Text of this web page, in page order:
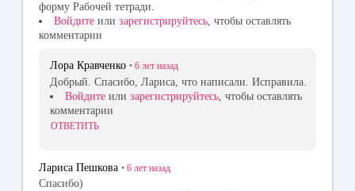
форму Рабочей тетради.
Войдите или зарегистрируйтесь, чтобы оставлять
комментарии
Лора Кравченко • 6 лет назад
Добрый. Спасибо, Лариса, что написали. Исправила.
Войдите или зарегистрируйтесь , чтобы оставлять
комментарии
ОТВЕТИТЬ
Лариса Пешкова • 6 лет назад
Спасибо)